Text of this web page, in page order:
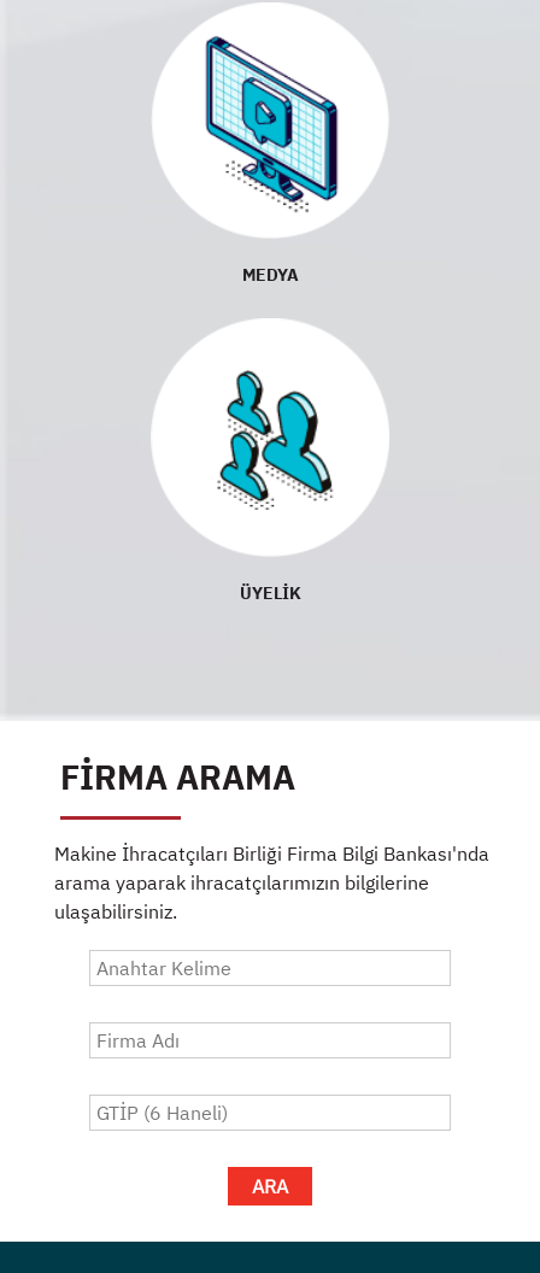
MEDYA
ÜYELİK
FİRMA ARAMA
Makine İhracatçıları Birliği Firma Bilgi Bankası'nda
arama yaparak ihracatçılarımızın bilgilerine
ulaşabilirsiniz.
ARA